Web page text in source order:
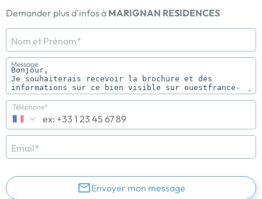
Demander plus d'infos à MARIGNAN RESIDENCES
Nom et Prénom*
Message
Téléphone*
Email*
Envoyer mon message